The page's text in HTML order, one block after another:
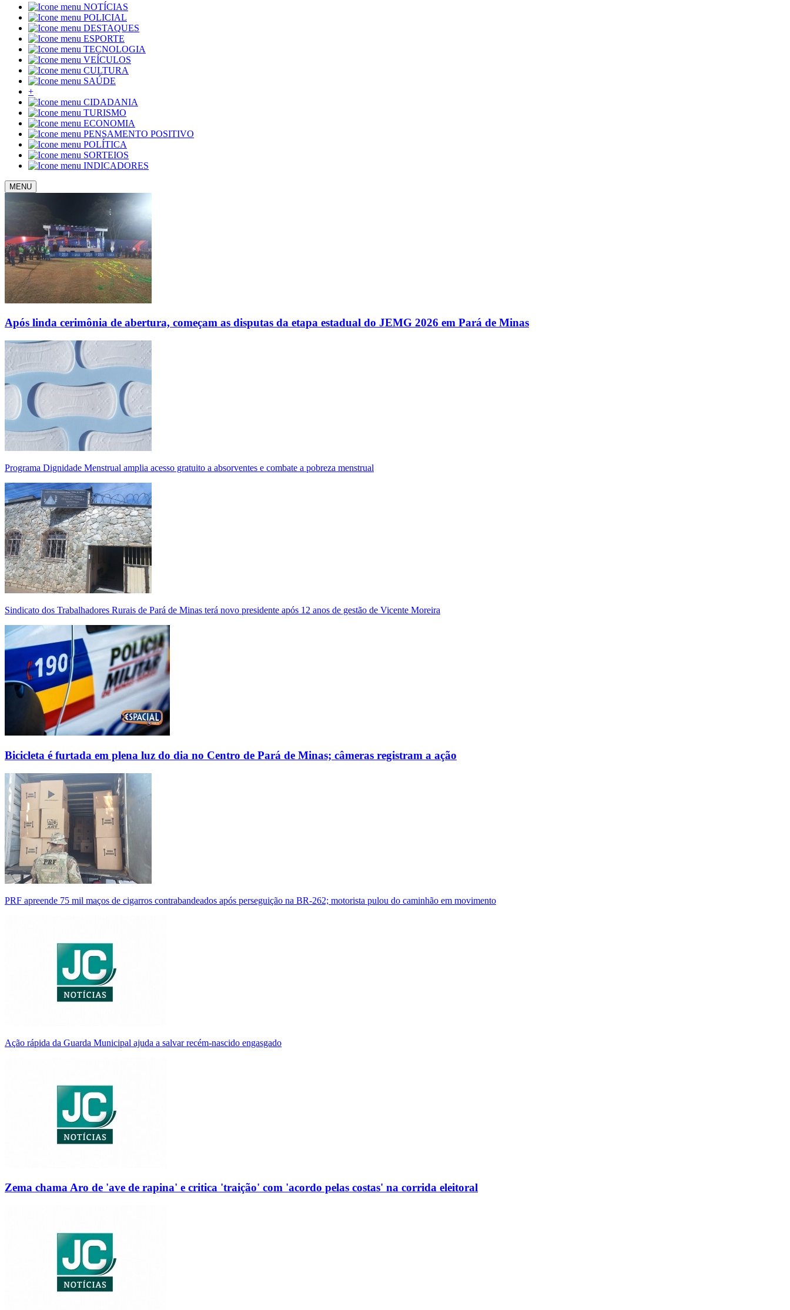
NOTÍCIAS
POLICIAL
DESTAQUES
ESPORTE
TECNOLOGIA
VEÍCULOS
CULTURA
SAÚDE
+
CIDADANIA
TURISMO
ECONOMIA
PENSAMENTO POSITIVO
POLÍTICA
SORTEIOS
INDICADORES
MENU
Após linda cerimônia de abertura, começam as disputas da etapa estadual do JEMG 2026 em Pará de Minas
Programa Dignidade Menstrual amplia acesso gratuito a absorventes e combate a pobreza menstrual
Sindicato dos Trabalhadores Rurais de Pará de Minas terá novo presidente após 12 anos de gestão de Vicente Moreira
Bicicleta é furtada em plena luz do dia no Centro de Pará de Minas; câmeras registram a ação
PRF apreende 75 mil maços de cigarros contrabandeados após perseguição na BR-262; motorista pulou do caminhão em movimento
Ação rápida da Guarda Municipal ajuda a salvar recém-nascido engasgado
Zema chama Aro de 'ave de rapina' e critica 'traição' com 'acordo pelas costas' na corrida eleitoral